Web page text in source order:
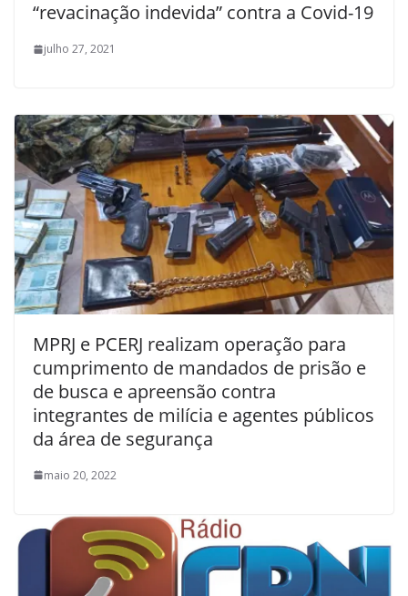
“revacinação indevida” contra a Covid-19
julho 27, 2021
MPRJ e PCERJ realizam operação para
cumprimento de mandados de prisão e
de busca e apreensão contra
integrantes de milícia e agentes públicos
da área de segurança
maio 20, 2022